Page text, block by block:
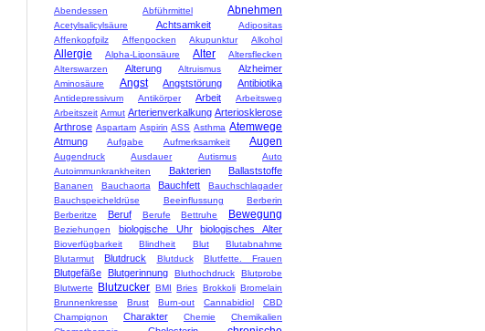
Abendessen Abführmittel Abnehmen
Acetylsalicylsäure Achtsamkeit
Adipositas
Affenkopfpilz
Affenpocken Akupunktur Alkohol
Allergie Alpha-Liponsäure Alter
Altersflecken
Alterswarzen
Alterung Altruismus Alzheimer
Aminosäure Angst Angststörung Antibiotika
Antidepressivum Antikörper Arbeit
Arbeitsweg
Arbeitszeit Armut Arterienverkalkung Arteriosklerose
Arthrose Aspartam Aspirin ASS Asthma Atemwege
Atmung Aufgabe Aufmerksamkeit Augen
Augendruck Ausdauer Autismus
Auto
Autoimmunkrankheiten
Bakterien Ballaststoffe
Bananen Bauchaorta Bauchfett
Bauchschlagader
Bauchspeicheldrüse
Beeinflussung
Berberin
Berberitze
Beruf Berufe Bettruhe Bewegung
Beziehungen biologische Uhr biologisches Alter
Bioverfügbarkeit Blindheit Blut
Blutabnahme
Blutarmut
Blutdruck Blutduck Blutfette. Frauen
Blutgefäße Blutgerinnung Bluthochdruck
Blutprobe
Blutwerte
Blutzucker BMI Bries Brokkoli Bromelain
Brunnenkresse
Brust Burn-out Cannabidiol
CBD
Champignon
Charakter Chemie
Chemikalien